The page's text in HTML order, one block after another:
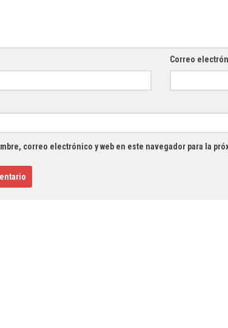
Correo
correo electrónico y web en este navegador para la